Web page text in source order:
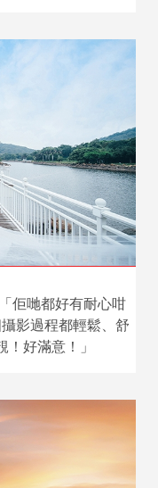
佢哋都好有耐心咁
影過程都輕鬆、舒
！好滿意！」